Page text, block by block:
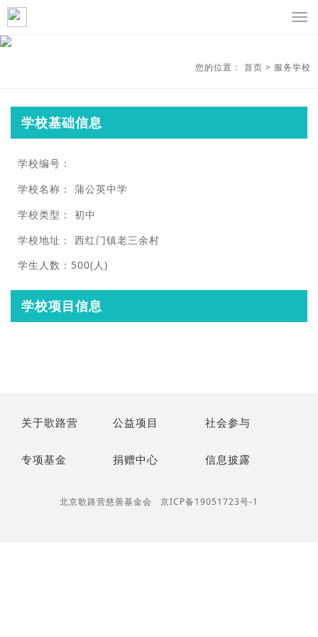
您的位置： 首页 > 服务学校
学校基础信息
学校编号：
学校名称：
蒲公英中学
学校类型：
初中
学校地址：
西红门镇老三余村
学生人数：500(人)
学校项目信息
关于歌路营 公益项目 社会参与
专项基金 捐赠中心 信息披露
北京歌路营慈善基金会 京ICP备19051723号-1